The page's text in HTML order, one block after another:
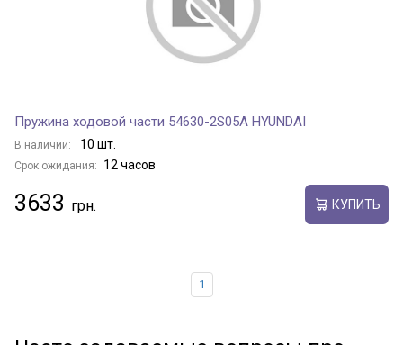
Пружина ходовой части 54630-2S05A HYUNDAI
В наличии: 10 шт.
Срок ожидания: 12 часов
3633 КУПИТЬ
1